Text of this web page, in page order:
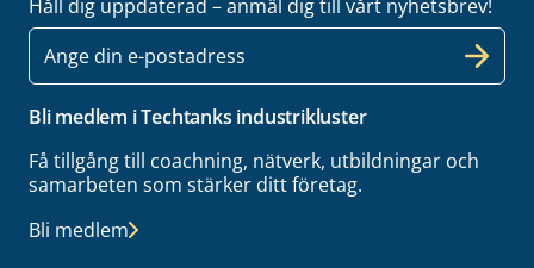
Håll dig uppdaterad – anmäl dig till vårt nyhetsbrev!
E-
post
Bli medlem i Techtanks industrikluster
Få tillgång till coachning, nätverk, utbildningar och
samarbeten som stärker ditt företag.
Bli medlem